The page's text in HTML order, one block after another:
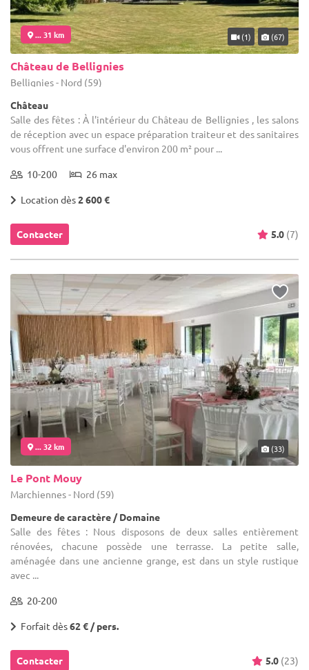
... 31 km (1) (67)
Château de Bellignies
Bellignies - Nord (59)
Château
Salle des fêtes : À l'intérieur du Château de Bellignies , les salons
de réception avec un espace préparation traiteur et des sanitaires
vous offrent une surface d'environ 200 m² pour ...
10-200 26 max
Location dès2 600 €
Contacter 5.0 (7)
... 32 km (33)
Le Pont Mouy
Marchiennes - Nord (59)
Demeure de caractère / Domaine
Salle des fêtes : Nous disposons de deux salles entièrement
rénovées, chacune possède une terrasse. La petite salle,
aménagée dans une ancienne grange, est dans un style rustique
avec ...
20-200
Forfait dès62 € / pers.
Contacter 5.0 (23)